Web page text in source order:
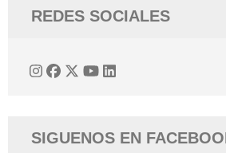
REDES SOCIALES
SIGUENOS EN